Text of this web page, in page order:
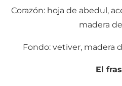
Corazón: hoja de abedul,
madera
Fondo: vetiver, madera
El